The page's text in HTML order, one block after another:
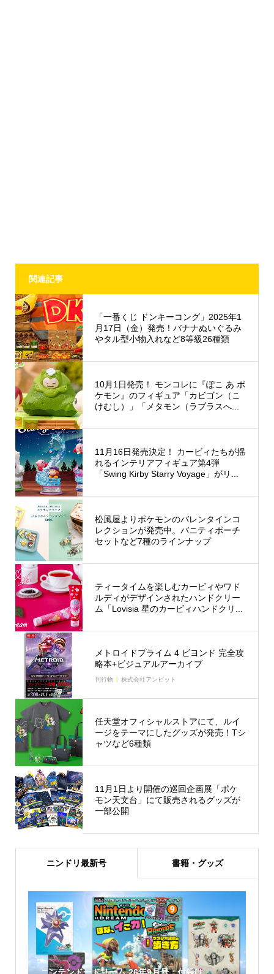
関連記事
「一番くじ ドンキーコング」2025年1
月17日（金）発売！バナナぬいぐるみ
やタル型小物入れなど8等級26種類
10月1日発売！ モンコレに『ぽこ あ ポ
ケモン』のフィギュア「カビゴン（こ
けむし）」「メタモン（ラプラスへ...
11月16日発売決定！ カービィたちが揺
れるインテリアフィギュア第4弾
「Swing Kirby Starry Voyage」がリ...
松風屋よりポケモンのバレンタインコ
レクションが発売中。バニティポーチ
セットなど7種のラインナップ
ティータイムを楽しむカービィやワド
ルディがデザインされたハンドクリー
ム「Lovisia 星のカービィハンドクリ...
メトロイドプライム 4 ビヨンド 完全攻
略本+ビジュアルアーカイブ
刊行物 株式会社アンビット
任天堂オフィシャルストアにて、ルイ
ージをテーマにしたグッズが発売！Tシ
ャツなど6種類
11月1日より開催の巡回企画展「ポケ
モン天文台」にて販売されるグッズが
一部公開
ニンドリ最新号 書籍・グッズ
ニンテンドードリーム 26年9月号：付録は